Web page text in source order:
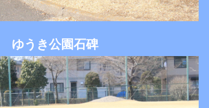
ゆうき公園石碑